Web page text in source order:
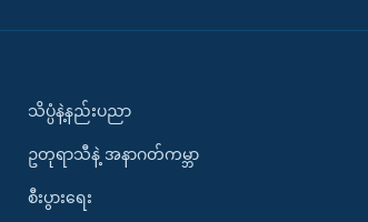
သိပ္ပံနဲ့နည်းပညာ
ဥတုရာသီနဲ့ အနာဂတ်ကမ္ဘာ
စီးပွားရေး